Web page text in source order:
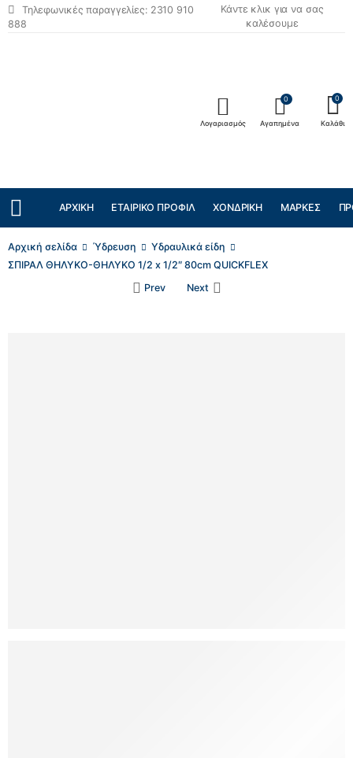
Τηλεφωνικές παραγγελίες: 2310 910
888
Κάντε κλικ για να σας
καλέσουμε
Λογαριασμός
0
Αγαπημένα
0
Καλάθι
ΑΡΧΙΚΉ ΕΤΑΙΡΙΚΌ ΠΡΟΦΊΛ ΧΟΝΔΡΙΚΉ ΜΆΡΚΕΣ
Αρχική σελίδα Ύδρευση
Υδραυλικά είδη
ΣΠΙΡΑΛ ΘΗΛΥΚΟ-ΘΗΛΥΚΟ 1/2 x 1/2″ 80cm QUICKFLEX
Prev
Next